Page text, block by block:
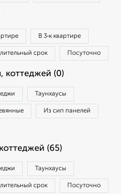
В 3‑к квартире
срок Посуточно
коттеджей (0)
Таунхаусы
Из сип панелей
(65)
Таунхаусы
срок Посуточно